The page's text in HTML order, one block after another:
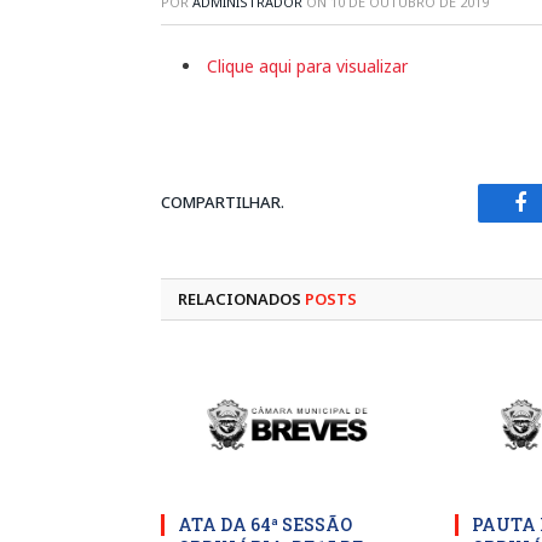
Clique aqui para visualizar
COMPARTILHAR.
RELACIONADOS POSTS
ATA DA 64ª SESSÃO
PAUTA